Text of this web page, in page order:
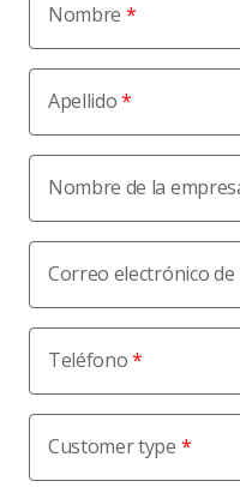
Nombre
Apellido
Nombre de la
Correo electrónico de
Teléfono
Customer type